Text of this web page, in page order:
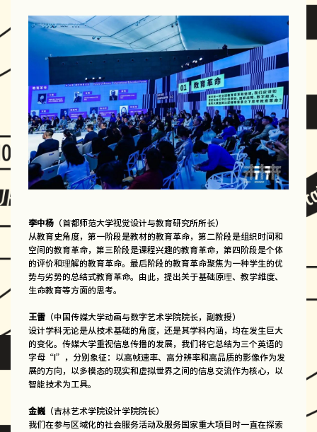
李中杨 （首都师范大学视觉设计与教育研究所所长）
从教育史角度，第一阶段是教材的教育革命，第二阶段是组织时间和
空间的教育革命，第三阶段是课程兴趣的教育革命，第四阶段是个体
的评价和理解的教育革命。最后阶段的教育革命聚焦为一种学生的优
势与劣势的总结式教育革命。由此，提出关于基础原理、教学维度、
生命教育等方面的思考。
王雷 （中国传媒大学动画与数字艺术学院院长，副教授）
设计学科无论是从技术基础的角度，还是其学科内涵，均在发生巨大
的变化。传媒大学重视信息传播的发展，我们将它总结为三个英语的
字母“I”，分别象征：以高帧速率、高分辨率和高品质的影像作为发
展的方向，以多模态的现实和虚拟世界之间的信息交流作为核心，以
智能技术为工具。
金巍 （吉林艺术学院设计学院院长）
我们在参与区域化的社会服务活动及服务国家重大项目时一直在探索